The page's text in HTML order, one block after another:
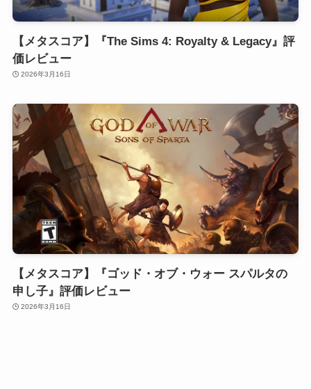
【メタスコア】『The Sims 4: Royalty & Legacy』評
価レビュー
2026年3月16日
【メタスコア】『ゴッド・オブ・ウォー スパルタの
申し子』評価レビュー
2026年3月16日